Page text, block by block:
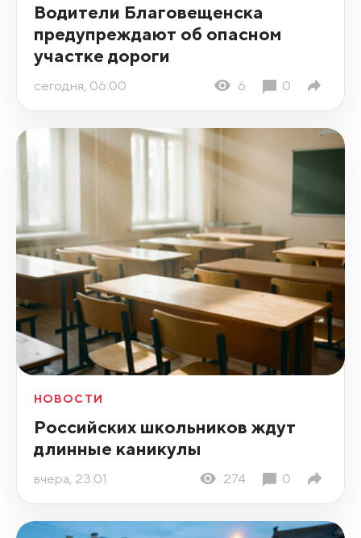
Водители Благовещенска
предупреждают об опасном
участке дороги
сегодня, 06:00 6 0
НОВОСТИ
Российских школьников ждут
длинные каникулы
вчера, 23:01 274 0